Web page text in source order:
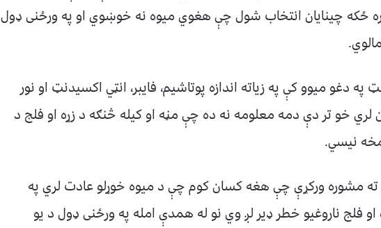
ځکه چینایان انتخاب شول چې هغوي میوه نه خوښوي او په ورځنی ډول
په دغو میوو کې په زیاته اندازه پوتاشیم، فایبر، انټي اکسیدنټ او نور
لري خو تر دې دمه معلومه نه ده چې مڼه او کیله څنګه د زړه او فلج د
مخه نیسي.
ته مشوره ورکړې چې هغه کسان کوم چې د میوه خوړلو عادت لري په
فلج ناروغیو خطر ډیر لږ وي نو له همدې امله په ورځنی ډول د یو